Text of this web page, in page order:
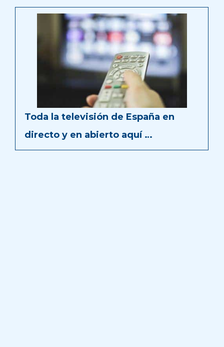
Toda la televisión de España en
directo y en abierto aquí …